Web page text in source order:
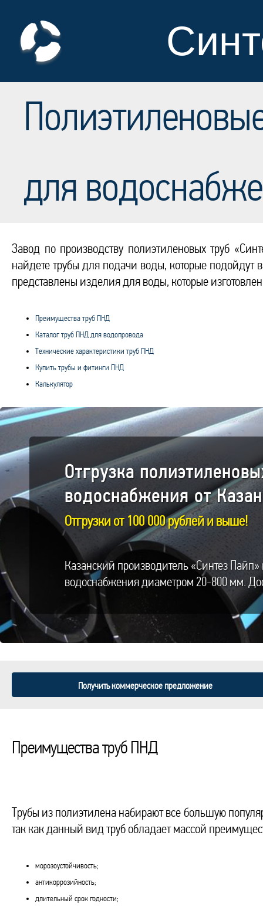
для
Завод по производству полиэтиленовых труб
найдете трубы для подачи воды, которые
представлены изделия для воды, которые
Преимущества труб ПНД
Каталог труб ПНД для водопровода
Технические характеристики труб ПНД
Купить трубы и фитинги ПНД
Калькулятор
Отгрузка
водоснабжения от
Отгрузки от 100 000 рублей и выше!
Казанский производитель «Синтез
водоснабжения диаметром 20-800 мм.
Получить коммерческое предложение
Преимущества труб ПНД
Трубы из полиэтилена набирают все большую
так как данный вид труб обладает массой
морозоустойчивость;
антикоррозийность;
длительный срок годности;